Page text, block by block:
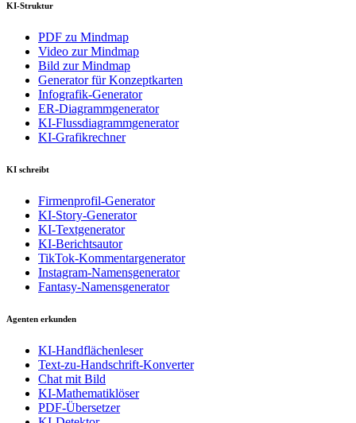
KI-Struktur
PDF zu Mindmap
Video zur Mindmap
Bild zur Mindmap
Generator für Konzeptkarten
Infografik-Generator
ER-Diagrammgenerator
KI-Flussdiagrammgenerator
KI-Grafikrechner
KI schreibt
Firmenprofil-Generator
KI-Story-Generator
KI-Textgenerator
KI-Berichtsautor
TikTok-Kommentargenerator
Instagram-Namensgenerator
Fantasy-Namensgenerator
Agenten erkunden
KI-Handflächenleser
Text-zu-Handschrift-Konverter
Chat mit Bild
KI-Mathematiklöser
PDF-Übersetzer